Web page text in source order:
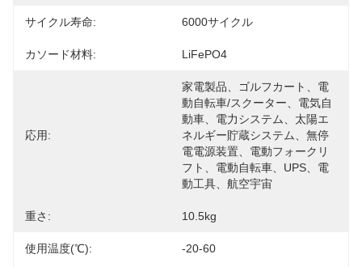
サイクル寿命: 6000サイクル
カソード材料: LiFePO4
応用:
家電製品、ゴルフカート、電
動自転車/スクーター、電気自
動車、電力システム、太陽エ
ネルギー貯蔵システム、無停
電電源装置、電動フォークリ
フト、電動自転車、UPS、電
動工具、航空宇宙
重さ: 10.5kg
使用温度(℃): -20-60